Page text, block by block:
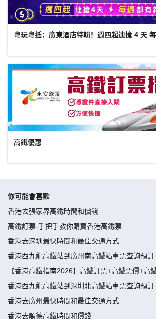
粵玩粵抵：廣東酒店特輯！週四起連搶 4 天
高鐵優惠
你可能會喜歡
香港去張家界高鐵時間和價錢
高鐵訂票-手把手教你購買香港高鐵票
香港去深圳最快時間和最佳交通方式
香港西九龍高鐵站到廣州南高鐵站車票查詢預訂
【香港高鐵指南2026】高鐵訂票+高鐵票價+高
香港西九龍高鐵站到深圳北高鐵站車票查詢預訂
香港去廣州最快時間和最佳交通方式
香港去順德高鐵時間和價錢